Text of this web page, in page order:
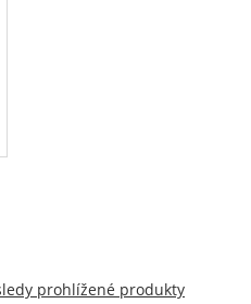
prohlížené produkty